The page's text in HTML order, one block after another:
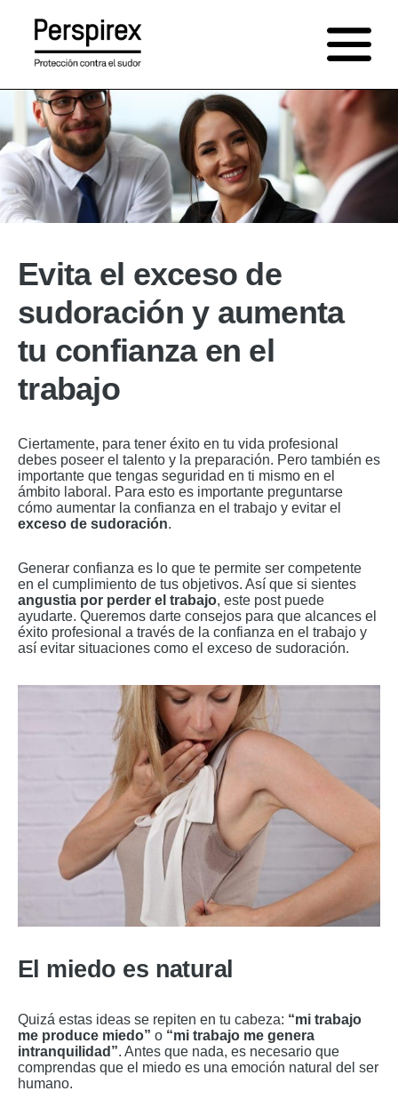
contenido
Evita el exceso de
sudoración y aumenta
tu confianza en el
trabajo
Ciertamente, para tener éxito en tu vida profesional
debes poseer el talento y la preparación. Pero también es
importante que tengas seguridad en ti mismo en el
ámbito laboral. Para esto es importante preguntarse
cómo aumentar la confianza en el trabajo y evitar el
exceso de sudoración.
Generar confianza es lo que te permite ser competente
en el cumplimiento de tus objetivos. Así que si sientes
angustia por perder el trabajo, este post puede
ayudarte. Queremos darte consejos para que alcances el
éxito profesional a través de la confianza en el trabajo y
así evitar situaciones como el exceso de sudoración.
El miedo es natural
Quizá estas ideas se repiten en tu cabeza: “mi trabajo
me produce miedo” o “mi trabajo me genera
intranquilidad”. Antes que nada, es necesario que
comprendas que el miedo es una emoción natural del ser
humano.